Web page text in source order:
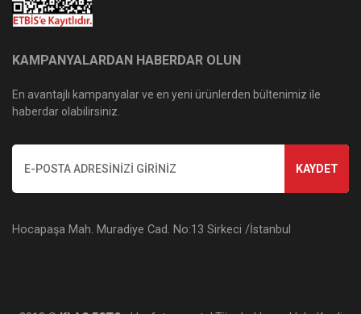
KAMPANYALARDAN HABERDAR OLUN
En avantajlı kampanyalar ve en yeni ürünlerden bültenimiz ile
haberdar olabilirsiniz.
KAYDET
Hocapaşa Mah. Muradiye Cad. No:13 Sirkeci /İstanbul